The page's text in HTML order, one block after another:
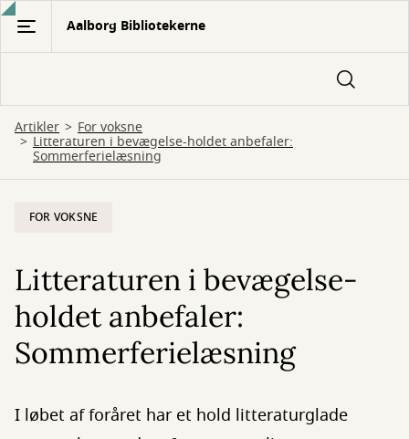
Gå
hovedindhold
Aalborg Bibliotekerne
Artikler For voksne
Litteraturen i bevægelse-holdet anbefaler:
Sommerferielæsning
FOR VOKSNE
Litteraturen i bevægelse-
holdet anbefaler:
Sommerferielæsning
I løbet af foråret har et hold litteraturglade